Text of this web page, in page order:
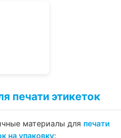
печати этикеток
материалы для печати
на упаковку: